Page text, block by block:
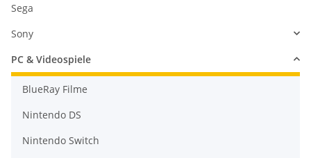
Sega
Sony
PC & Videospiele
BlueRay Filme
Nintendo DS
Nintendo Switch